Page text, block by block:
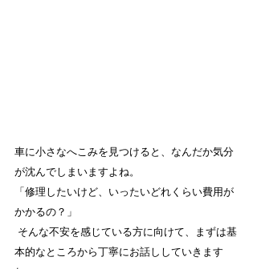
車に小さなへこみを見つけると、なんだか気分
が沈んでしまいますよね。
「修理したいけど、いったいどれくらい費用が
かかるの？」
そんな不安を感じている方に向けて、まずは基
本的なところから丁寧にお話ししていきます